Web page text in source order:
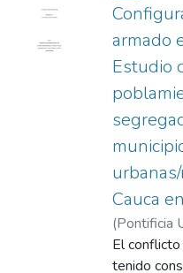
armado
Estudio
Cauca
(Pontificia
Yepes
Luis Johnny
El
tenido